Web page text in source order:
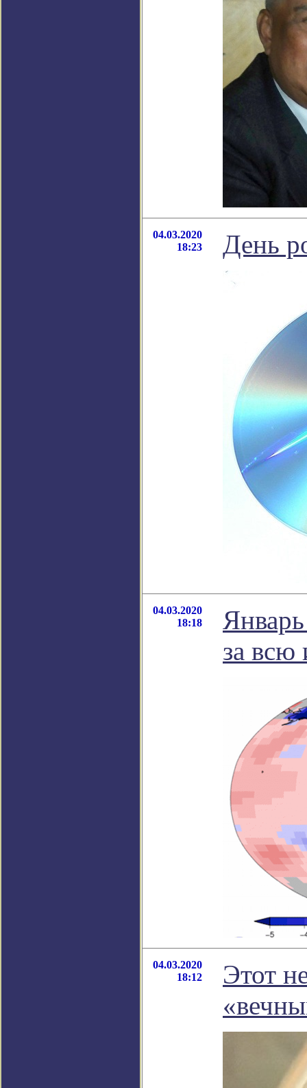
04.03.2020
18:23
День
04.03.2020
18:18
за всю
04.03.2020
18:12
Этот